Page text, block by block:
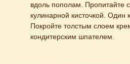
вдоль пополам. Пропитайте
кулинарной кисточкой.
Покройте толстым слоем
кондитерским шпателем.